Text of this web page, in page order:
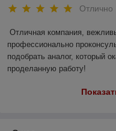
Отлично
Отличная компания,
профессионально
подобрать аналог, который
проделанную работу!